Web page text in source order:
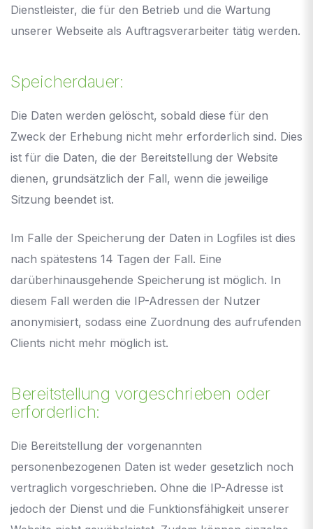
Dienstleister, die für den Betrieb und die Wartung
unserer Webseite als Auftragsverarbeiter tätig werden.
Speicherdauer:
Die Daten werden gelöscht, sobald diese für den
Zweck der Erhebung nicht mehr erforderlich sind. Dies
ist für die Daten, die der Bereitstellung der Website
dienen, grundsätzlich der Fall, wenn die jeweilige
Sitzung beendet ist.
Im Falle der Speicherung der Daten in Logfiles ist dies
nach spätestens 14 Tagen der Fall. Eine
darüberhinausgehende Speicherung ist möglich. In
diesem Fall werden die IP-Adressen der Nutzer
anonymisiert, sodass eine Zuordnung des aufrufenden
Clients nicht mehr möglich ist.
Bereitstellung vorgeschrieben oder
erforderlich:
Die Bereitstellung der vorgenannten
personenbezogenen Daten ist weder gesetzlich noch
vertraglich vorgeschrieben. Ohne die IP-Adresse ist
jedoch der Dienst und die Funktionsfähigkeit unserer